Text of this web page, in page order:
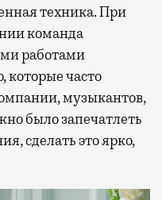
техника. При
команда
работами
которые часто
музыкантов,
было запечатлеть
сделать это ярко,